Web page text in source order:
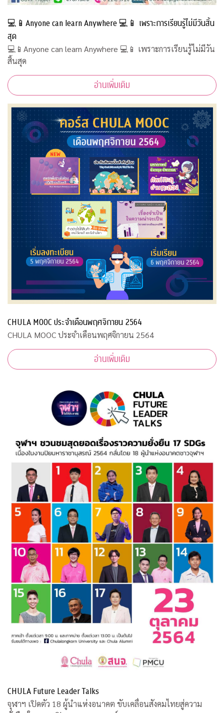
💻📱Anyone can learn Anywhere 💻📱 เพราะการเรียนรู้ไม่มีวันสิ้น
สุด
💻📱Anyone can learn Anywhere 💻📱 เพราะการเรียนรู้ไม่มีวัน
สิ้นสุด
อ่านเพิ่มเติม
CHULA MOOC ประจำเดือนพฤศจิกายน 2564
CHULA MOOC ประจำเดือนพฤศจิกายน 2564
อ่านเพิ่มเติม
CHULA Future Leader Talks
จุฬาฯ เปิดตัว 18 ผู้นำแห่งอนาคต ขับเคลื่อนสังคมไทยสู่ความ